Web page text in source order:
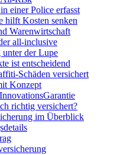
einer Police erfasst
hilft Kosten senken
Warenwirtschaft
all-inclusive
unter der Lupe
ist entscheidend
Schäden versichert
Konzept
richtig versichert?
im Überblick